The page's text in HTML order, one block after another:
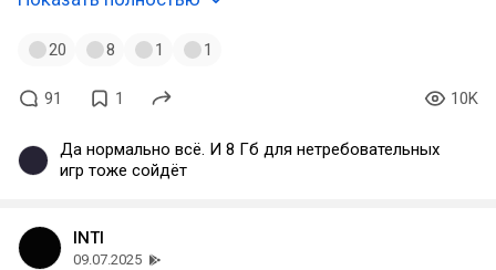
20 8 1 1
91 1 10K
Да нормально всё. И 8 Гб для нетребовательных
игр тоже сойдёт
INTI
09.07.2025